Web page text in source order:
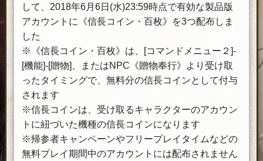
して、2018年6月6日(水)23:59時点で有効な製品版
アカウントに《信長コイン・百枚》を3つ配布しま
した
※《信長コイン・百枚》は、[コマンドメニュー２]-
[機能]-[贈物]、またはNPC《贈物奉行》より受け取
ったタイミングで、無料分の信長コインとして付与
されます
※信長コインは、受け取るキャラクターのアカウン
トに紐づいた機種の信長コインになります
※帰参者キャンペーンやフリープレイタイムなどの
無料プレイ期間中のアカウントには配布されません